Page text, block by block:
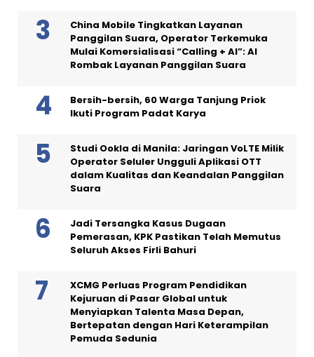
China Mobile Tingkatkan Layanan
Panggilan Suara, Operator Terkemuka
Mulai Komersialisasi “Calling + AI”: AI
Rombak Layanan Panggilan Suara
Bersih-bersih, 60 Warga Tanjung Priok
Ikuti Program Padat Karya
Studi Ookla di Manila: Jaringan VoLTE Milik
Operator Seluler Ungguli Aplikasi OTT
dalam Kualitas dan Keandalan Panggilan
Suara
Jadi Tersangka Kasus Dugaan
Pemerasan, KPK Pastikan Telah Memutus
Seluruh Akses Firli Bahuri
XCMG Perluas Program Pendidikan
Kejuruan di Pasar Global untuk
Menyiapkan Talenta Masa Depan,
Bertepatan dengan Hari Keterampilan
Pemuda Sedunia